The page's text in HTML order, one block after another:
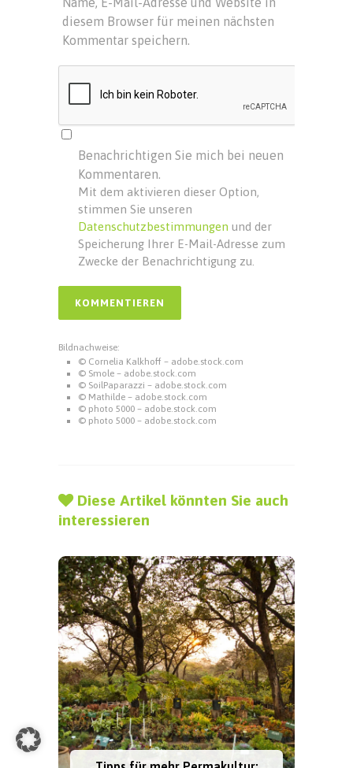
diesem Browser für meinen nächsten
Kommentar speichern.
Benachrichtigen Sie mich bei neuen
Kommentaren.
Mit dem aktivieren dieser Option,
stimmen Sie unseren
Datenschutzbestimmungen und der
Speicherung Ihrer E-Mail-Adresse zum
Zwecke der Benachrichtigung zu.
Bildnachweise:
© Cornelia Kalkhoff – adobe.stock.com
© Smole – adobe.stock.com
© SoilPaparazzi – adobe.stock.com
© Mathilde – adobe.stock.com
© photo 5000 – adobe.stock.com
© photo 5000 – adobe.stock.com
Diese Artikel könnten Sie auch
interessieren